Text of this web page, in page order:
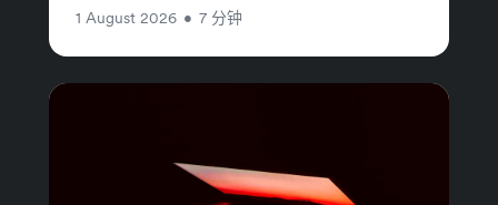
1 August 2026 • 7 分钟